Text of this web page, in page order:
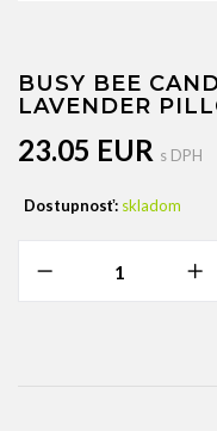
BUSY BEE
LAVENDER
23.05 EUR s DPH
Dostupnosť: skladom